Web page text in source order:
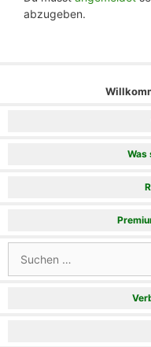
abzugeben.
Was
nach: